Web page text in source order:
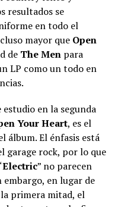
resultados se
en todo el
mayor que Open
de The Men para
LP como un todo en
en la segunda
Your Heart, es el
álbum. El énfasis está
garage rock, por lo que
Electric” no parecen
embargo, en lugar de
primera mitad, el